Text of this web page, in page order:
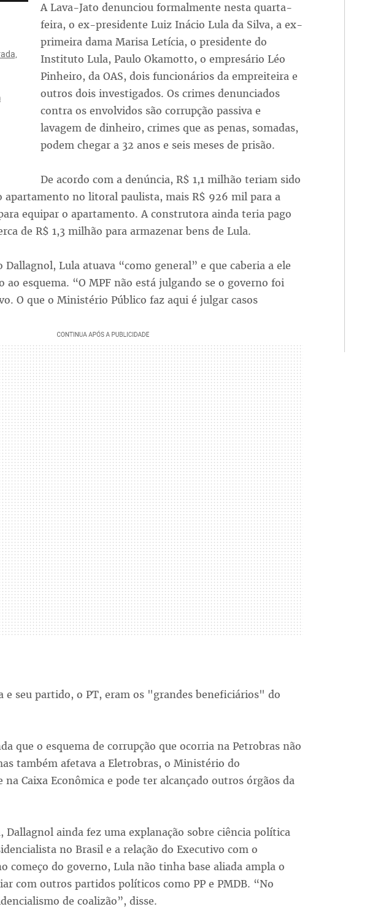
A Lava-Jato denunciou formalmente nesta quarta-
feira, o ex-presidente Luiz Inácio Lula da Silva, a ex-
primeira dama Marisa Letícia, o presidente do
Instituto Lula, Paulo Okamotto, o empresário Léo
Pinheiro, da OAS, dois funcionários da empreiteira e
outros dois investigados. Os crimes denunciados
contra os envolvidos são corrupção passiva e
lavagem de dinheiro, crimes que as penas, somadas,
podem chegar a 32 anos e seis meses de prisão.
De acordo com a denúncia, R$ 1,1 milhão teriam sido
apartamento no litoral paulista, mais R$ 926 mil para a
equipar o apartamento. A construtora ainda teria pago
de R$ 1,3 milhão para armazenar bens de Lula.
Dallagnol, Lula atuava “como general” e que caberia a ele
ao esquema. “O MPF não está julgando se o governo foi
O que o Ministério Público faz aqui é julgar casos
e seu partido, o PT, eram os "grandes beneficiários" do
que o esquema de corrupção que ocorria na Petrobras não
também afetava a Eletrobras, o Ministério do
na Caixa Econômica e pode ter alcançado outros órgãos da
Dallagnol ainda fez uma explanação sobre ciência política
no Brasil e a relação do Executivo com o
começo do governo, Lula não tinha base aliada ampla o
com outros partidos políticos como PP e PMDB. “No
de coalizão”, disse.